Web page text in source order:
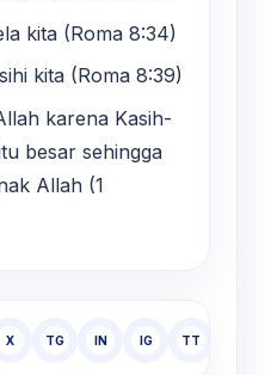
kita (Roma 8:34)
kita (Roma 8:39)
karena Kasih-
besar sehingga
Allah (1
X TG IN IG TT